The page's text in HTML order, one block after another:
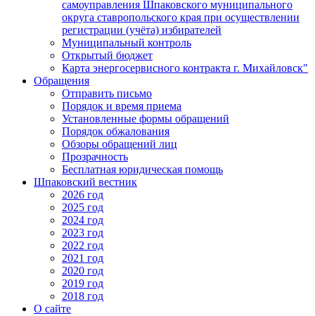
самоуправления Шпаковского муниципального
округа ставропольского края при осуществлении
регистрации (учёта) избирателей
Муниципальный контроль
Открытый бюджет
Карта энергосервисного контракта г. Михайловск"
Обращения
Отправить письмо
Порядок и время приема
Установленные формы обращений
Порядок обжалования
Обзоры обращений лиц
Прозрачность
Бесплатная юридическая помощь
Шпаковский вестник
2026 год
2025 год
2024 год
2023 год
2022 год
2021 год
2020 год
2019 год
2018 год
О сайте